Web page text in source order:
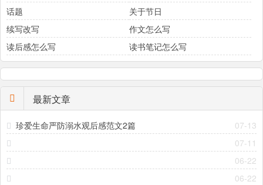
话题
关于节日
续写改写
作文怎么写
读后感怎么写
读书笔记怎么写
最新文章
07-13
珍爱生命严防溺水观后感范文2篇
07-11
06-22
06-22